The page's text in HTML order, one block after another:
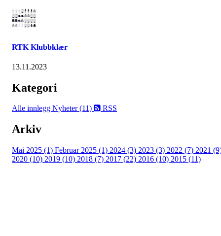
RTK Klubbklær
13.11.2023
Kategori
Alle innlegg Nyheter (11) RSS
Arkiv
Mai 2025 (1) Februar 2025 (1) 2024 (3) 2023 (3) 2022 (7) 2021
2020 (10) 2019 (10) 2018 (7) 2017 (22) 2016 (10) 2015 (11)